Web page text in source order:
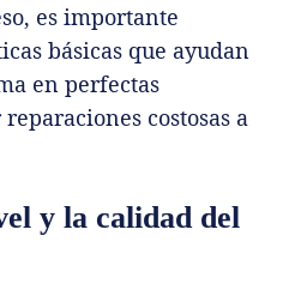
es importante
básicas que ayudan
en perfectas
costosas a
y la calidad del